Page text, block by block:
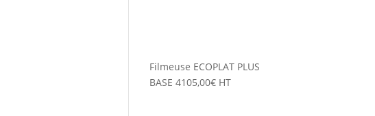
Filmeuse ECOPLAT PLUS
BASE 4105,00€ HT